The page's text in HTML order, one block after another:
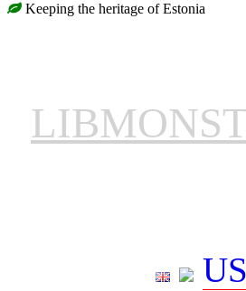
Keeping the heritage of Estonia